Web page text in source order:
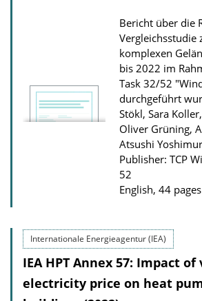
Bericht über die
Vergleichsstudie
komplexen
bis 2022 im
Task 32/52
durchgeführt
Stökl, Sara
Oliver Grüning,
Atsushi
Publisher: TCP
52
English, 44 pages
Internationale Energieagentur (IEA)
IEA HPT Annex 57: Impact
electricity price on heat